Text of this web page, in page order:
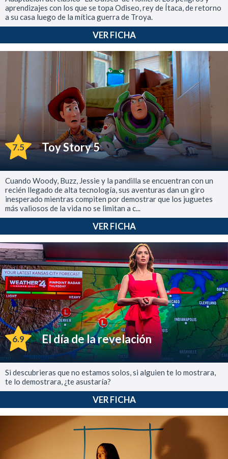
aprendizajes con los que se topa Odiseo, rey de Ítaca, de retorno
a su casa luego de la mítica guerra de Troya.
VER FICHA
7.5 Toy Story 5
Cuando Woody, Buzz, Jessie y la pandilla se encuentran con un
recién llegado de alta tecnología, sus aventuras dan un giro
inesperado mientras compiten por demostrar que los juguetes
más valiosos de la vida no se limitan a c...
VER FICHA
6.9 El día de la revelación
Si descubrieras que no estamos solos, si alguien te lo mostrara,
te lo demostrara, ¿te asustaría?
VER FICHA